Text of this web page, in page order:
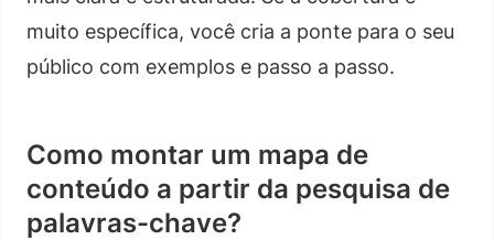
muito específica, você cria a ponte para o seu
público com exemplos e passo a passo.
Como montar um mapa de
conteúdo a partir da pesquisa de
palavras-chave?